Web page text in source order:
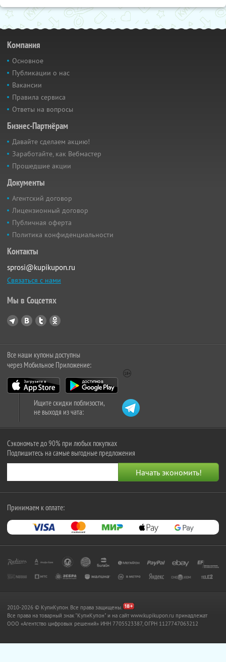
Компания
Основное
Публикации о нас
Вакансии
Правила сервиса
Ответы на вопросы
Бизнес-Партнёрам
Давайте сделаем акцию!
Заработайте, как Вебмастер
Прошедшие акции
Документы
Агентский договор
Лицензионный договор
Публичная оферта
Политика конфиденциальности
Контакты
sprosi@kupikupon.ru
Связаться с нами
Мы в Соцсетях
Все наши купоны доступны
через Мобильное Приложение:
Ищите скидки поблизости,
не выходя из чата:
Сэкономьте до 90% при любых покупках
Подпишитесь на самые выгодные предложения
Принимаем к оплате:
2010-2026 © КупиКупон. Все права защищены.
Все права на товарный знак "КупиКупон" и на сайт www.kupikupon.ru принадлежат
OOO «Агентство цифровых решений» ИНН 7705523387, ОГРН 1127747063212